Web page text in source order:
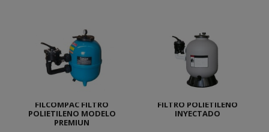
FILCOMPAC FILTRO
POLIETILENO MODELO
PREMIUN
FILTRO POLIETILENO
INYECTADO